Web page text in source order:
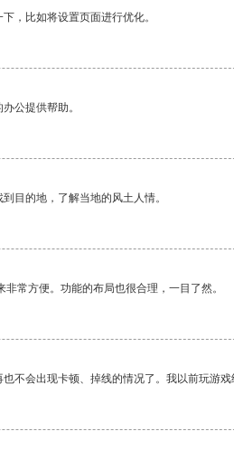
，比如将设置页面进行优化。
公提供帮助。
目的地，了解当地的风土人情。
常方便。功能的布局也很合理，一目了然。
不会出现卡顿、掉线的情况了。我以前玩游